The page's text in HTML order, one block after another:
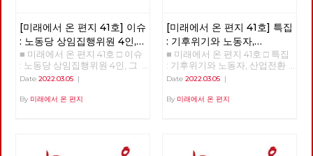
[미래에서 온 편지 41호] 이슈
: 노동당 상임집행위원 4인,
그들은 누구인가?
■ 미래에서 온 편지 41호 □ 이슈
: 노동당 상임집행위원 4인, 그
들은 누구인가? >>>>>> 업로드
Date 2022.03.05 |
By 미래에서 온 편지
[미래에서 온 편지 41호] 특집
: 기후위기와 노동자,
산업전환을 넘어
체제전환으로
■ 미래에서 온 편지 41호 □ 특집
: 기후위기와 노동자, 산업전환
을 넘어 체제전환으로 >>>>>>
Date 2022.03.05|
By 미래에서 온 편지